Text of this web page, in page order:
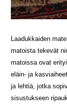
Laadukkaiden
matoista tekevät
matoissa ovat
eläin- ja
ja lehtiä, jotka
sisustukseen